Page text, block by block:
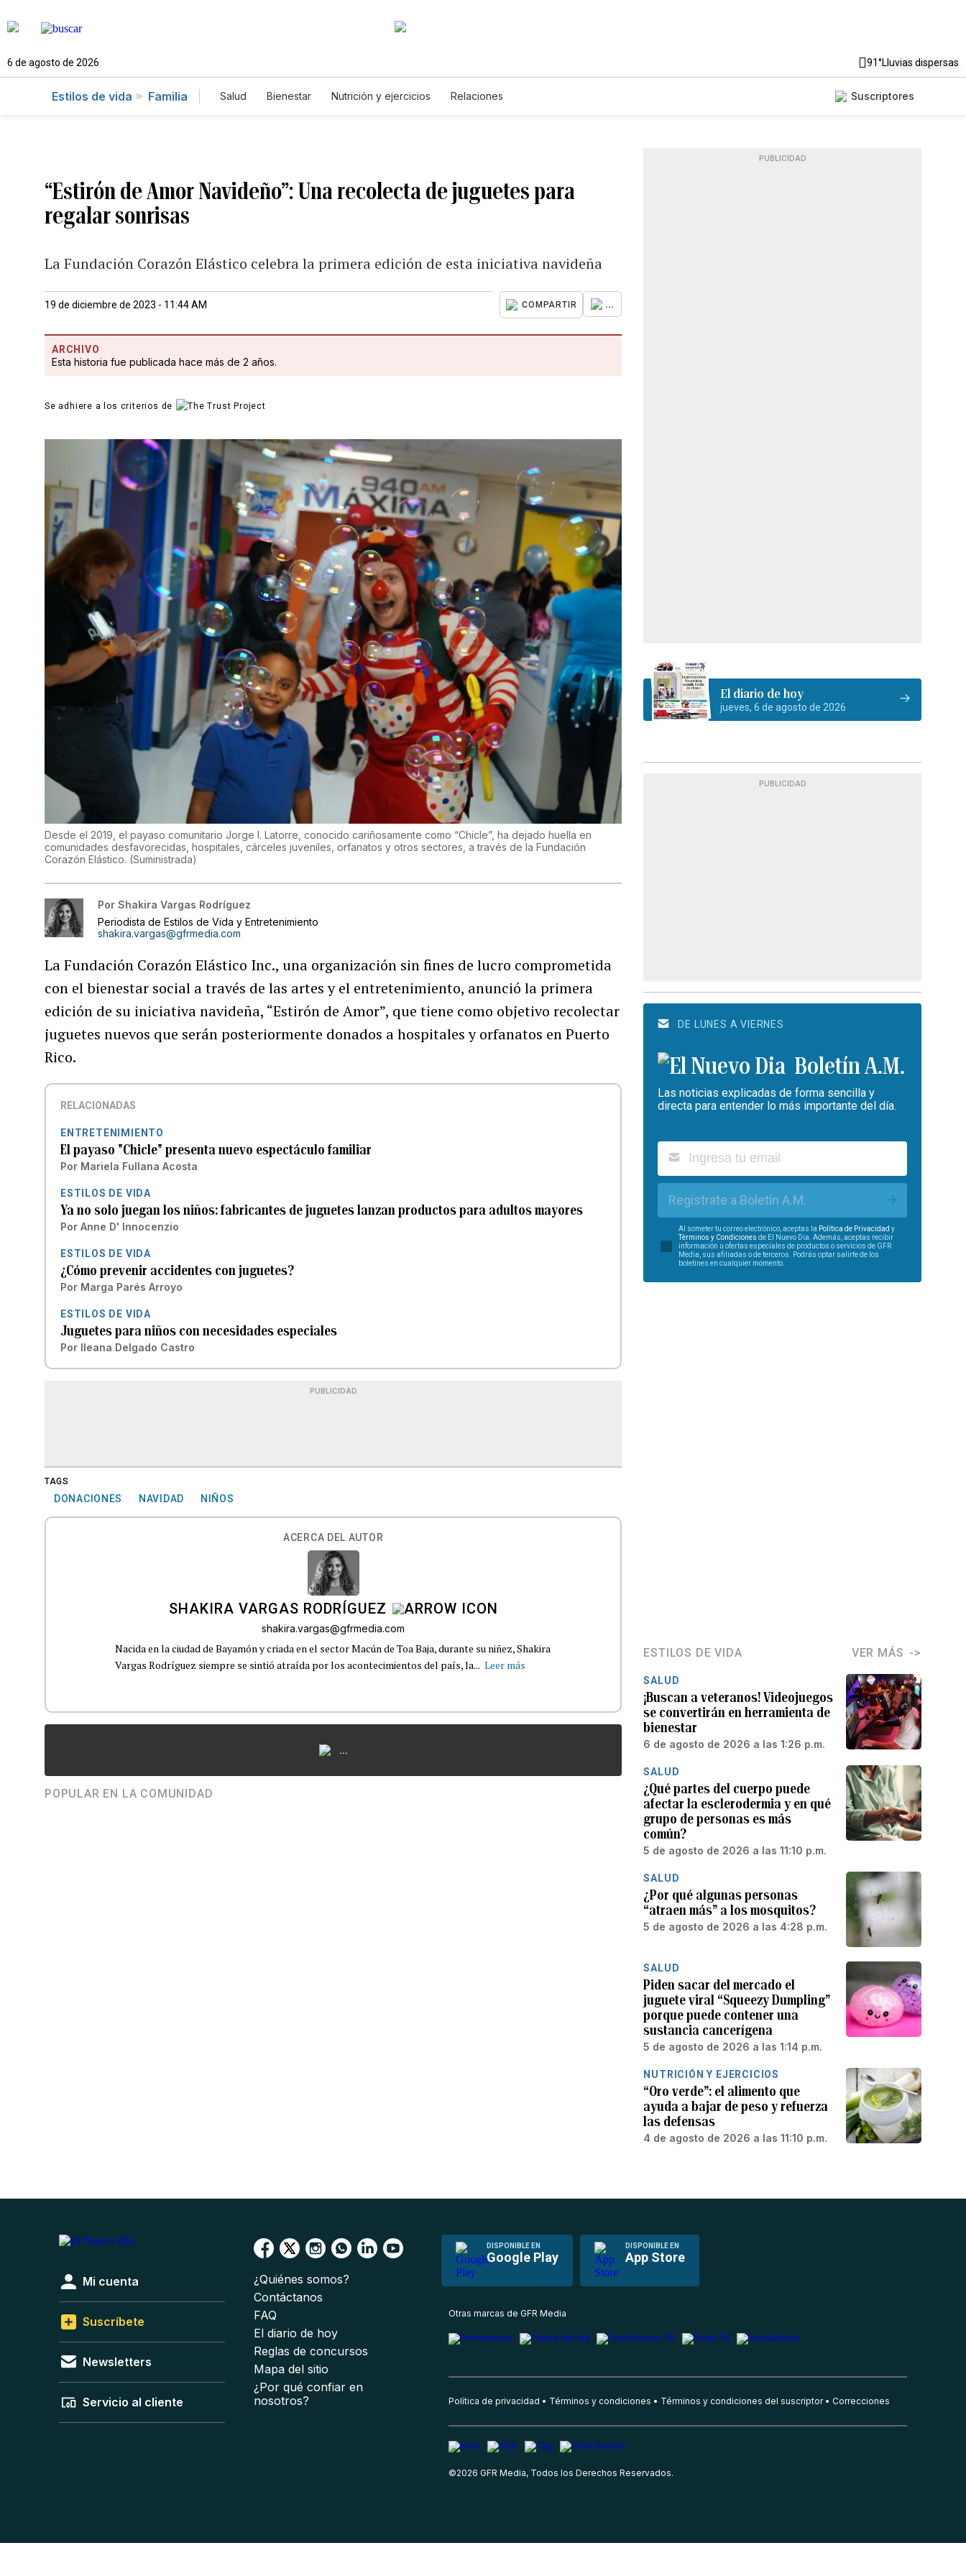
6 de agosto de 2026 91°Lluvias dispersas
Estilos de vida Familia Salud Bienestar Nutrición y ejercicios Relaciones Suscriptores
“Estirón de Amor Navideño”: Una recolecta de juguetes para
regalar sonrisas
La Fundación Corazón Elástico celebra la primera edición de esta iniciativa navideña
19 de diciembre de 2023 - 11:44 AM COMPARTIR ...
ARCHIVO
Esta historia fue publicada hace más de 2 años.
Se adhiere a los criterios de
Desde el 2019, el payaso comunitario Jorge I. Latorre, conocido cariñosamente como “Chicle”, ha dejado huella en
comunidades desfavorecidas, hospitales, cárceles juveniles, orfanatos y otros sectores, a través de la Fundación
Corazón Elástico. (Suministrada)
Por Shakira Vargas Rodríguez
Periodista de Estilos de Vida y Entretenimiento
shakira.vargas@gfrmedia.com
La Fundación Corazón Elástico Inc., una organización sin fines de lucro comprometida
con el bienestar social a través de las artes y el entretenimiento, anunció la primera
edición de su iniciativa navideña, “Estirón de Amor”, que tiene como objetivo recolectar
juguetes nuevos que serán posteriormente donados a hospitales y orfanatos en Puerto
Rico.
RELACIONADAS
ENTRETENIMIENTO
El payaso "Chicle" presenta nuevo espectáculo familiar
Por Mariela Fullana Acosta
ESTILOS DE VIDA
Ya no solo juegan los niños: fabricantes de juguetes lanzan productos para adultos mayores
Por Anne D' Innocenzio
ESTILOS DE VIDA
¿Cómo prevenir accidentes con juguetes?
Por Marga Parés Arroyo
ESTILOS DE VIDA
Juguetes para niños con necesidades especiales
Por Ileana Delgado Castro
PUBLICIDAD
TAGS
DONACIONES NAVIDAD NIÑOS
ACERCA DEL AUTOR
SHAKIRA VARGAS RODRÍGUEZ
shakira.vargas@gfrmedia.com
Nacida en la ciudad de Bayamón y criada en el sector Macún de Toa Baja, durante su niñez, Shakira
Vargas Rodríguez siempre se sintió atraída por los acontecimientos del país, la... Leer más
...
POPULAR EN LA COMUNIDAD
PUBLICIDAD
El diario de hoy
jueves, 6 de agosto de 2026
PUBLICIDAD
DE LUNES A VIERNES
Boletín A.M.
Las noticias explicadas de forma sencilla y
directa para entender lo más importante del día.
Regístrate a Boletín A.M.
Al someter tu correo electrónico, aceptas la Política de Privacidad y
Términos y Condiciones de El Nuevo Día. Además, aceptas recibir
información u ofertas especiales de productos o servicios de GFR
Media, sus afiliadas o de terceros. Podrás optar salirte de los
boletines en cualquier momento.
ESTILOS DE VIDA VER MÁS
SALUD
¡Buscan a veteranos! Videojuegos
se convertirán en herramienta de
bienestar
6 de agosto de 2026 a las 1:26 p.m.
SALUD
¿Qué partes del cuerpo puede
afectar la esclerodermia y en qué
grupo de personas es más
común?
5 de agosto de 2026 a las 11:10 p.m.
SALUD
¿Por qué algunas personas
“atraen más” a los mosquitos?
5 de agosto de 2026 a las 4:28 p.m.
SALUD
Piden sacar del mercado el
juguete viral “Squeezy Dumpling”
porque puede contener una
sustancia cancerígena
5 de agosto de 2026 a las 1:14 p.m.
NUTRICIÓN Y EJERCICIOS
“Oro verde”: el alimento que
ayuda a bajar de peso y refuerza
las defensas
4 de agosto de 2026 a las 11:10 p.m.
DISPONIBLE EN
Google Play
DISPONIBLE EN
App Store
Mi cuenta
Suscríbete
Newsletters
Servicio al cliente
¿Quiénes somos?
Contáctanos
FAQ
El diario de hoy
Reglas de concursos
Mapa del sitio
¿Por qué confiar en
nosotros?
Otras marcas de GFR Media
Política de privacidad Términos y condiciones Términos y condiciones del suscriptor Correcciones
©2026 GFR Media, Todos los Derechos Reservados.